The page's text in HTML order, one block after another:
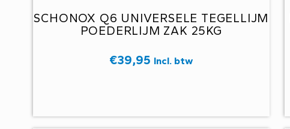
SCHONOX Q6 UNIVERSELE TEGELLIJM
POEDERLIJM ZAK 25KG
€39,95 Incl. btw